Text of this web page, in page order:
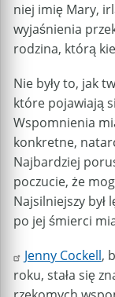
niej imię Mary,
wyjaśnienia
rodzina, którą
Nie były to, jak
które pojawiają
Wspomnienia
konkretne,
Najbardziej
poczucie, że
Najsilniejszy
po jej śmierci
Jenny Cockell,
roku, stała się